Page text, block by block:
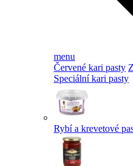
menu
Červené kari pasty
Speciální kari pasty
Rybí a krevetové